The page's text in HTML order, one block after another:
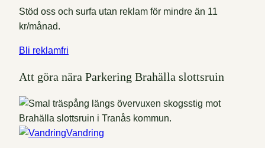
Stöd oss och surfa utan reklam för mindre än 11
kr/månad.
Bli reklamfri
Att göra nära Parkering Brahälla slottsruin
Vandring